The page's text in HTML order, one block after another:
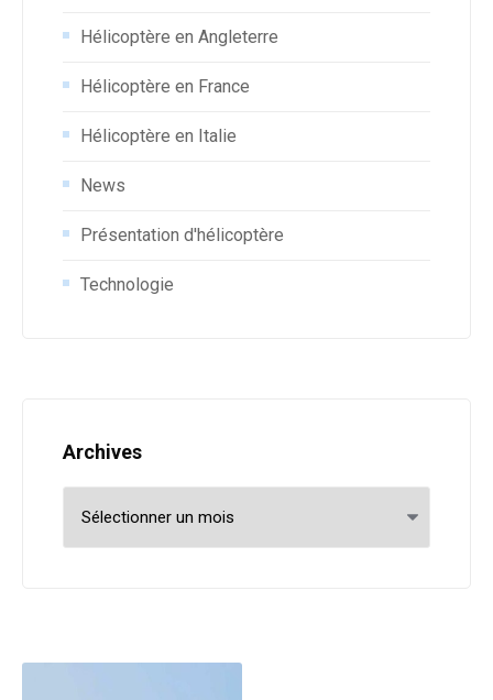
Hélicoptère en Angleterre
Hélicoptère en France
Hélicoptère en Italie
News
Présentation d'hélicoptère
Technologie
Archives